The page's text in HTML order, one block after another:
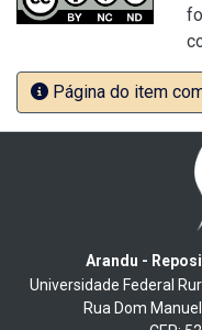
Página do item
Arandu -
Universidade Federal
Rua Dom